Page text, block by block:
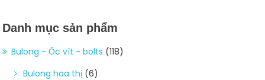
Danh mục sản phẩm
Bulong - Ốc vít - bolts (118)
Bulong hoa thị (6)